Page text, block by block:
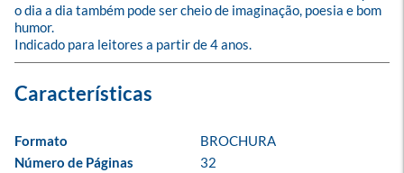
o dia a dia também pode ser cheio de imaginação, poesia e bom
humor.
Indicado para leitores a partir de 4 anos.
Formato
BROCHURA
Número de Páginas
32